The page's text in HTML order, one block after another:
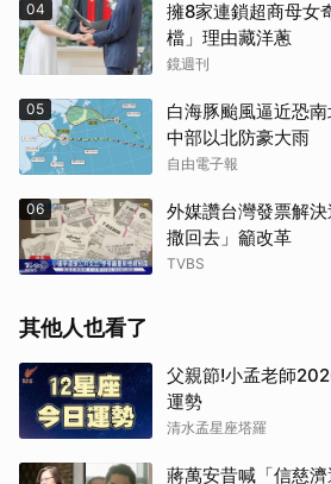
04
擁8家連鎖超商母
檔」理由藏洋蔥
鏡週刊
05
白海豚颱風逼近恐
中部以北防豪大雨
自由電子報
06
外媒讚台灣發票解
撒回去」籲改革
TVBS
其他人也看了
父親節!小孟老師
運勢
清水孟星座塔羅
蔣萬安昔喊「信慈